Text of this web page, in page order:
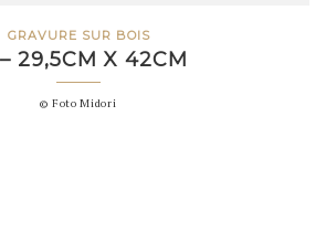
GRAVURE SUR BOIS
29,5CM X 42CM
© Foto Midori